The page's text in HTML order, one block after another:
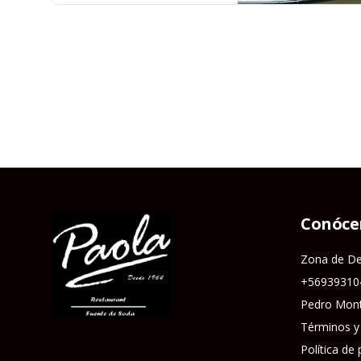
Zona de
Pedro
Términos
Política de